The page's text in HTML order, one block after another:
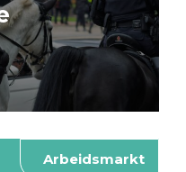
Arbeidsmarkt